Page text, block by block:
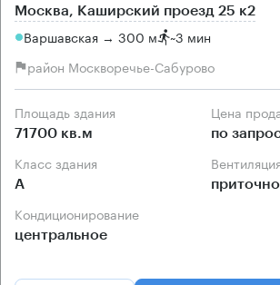
Москва, Каширский проезд 25 к2
Варшавская → 300 м ~3 мин
район Москворечье-Сабурово
Площадь здания
71700 кв.м
Цена
по
Класс здания
А
Вентиляция
Кондиционирование
центральное